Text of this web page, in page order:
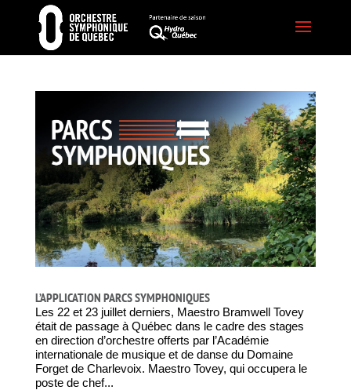
L’APPLICATION PARCS SYMPHONIQUES
Les 22 et 23 juillet derniers, Maestro Bramwell Tovey
était de passage à Québec dans le cadre des stages
en direction d’orchestre offerts par l’Académie
internationale de musique et de danse du Domaine
Forget de Charlevoix. Maestro Tovey, qui occupera le
poste de chef...